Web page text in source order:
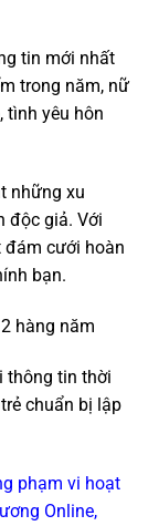
tin mới nhất
trong năm, nữ
tình yêu hôn
những xu
độc giả. Với
đám cưới hoàn
bạn.
hàng năm
thông tin thời
chuẩn bị lập
phạm vi hoạt
Online,